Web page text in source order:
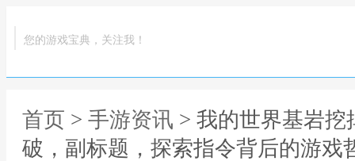
您的游戏宝典，关注我！
首页 > 手游资讯 > 我的世界基岩
破，副标题，探索指令背后的游戏